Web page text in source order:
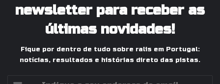
newsletter para receber as
últimas novidades!
Fique por dentro de tudo sobre ralis em Portugal:
notícias, resultados e histórias direto das pistas.